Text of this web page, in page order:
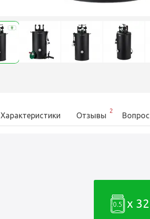
Характеристики Отзывы
2
0.5 x 32